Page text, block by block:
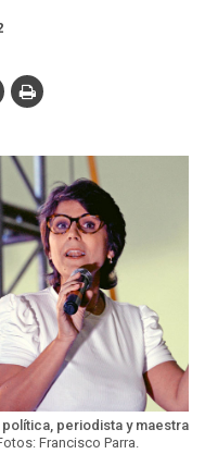
política, periodista y maestra
Francisco Parra.